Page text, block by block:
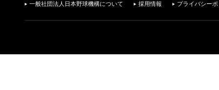
一般社団法人日本野球機構について 採用情報 プライバシー